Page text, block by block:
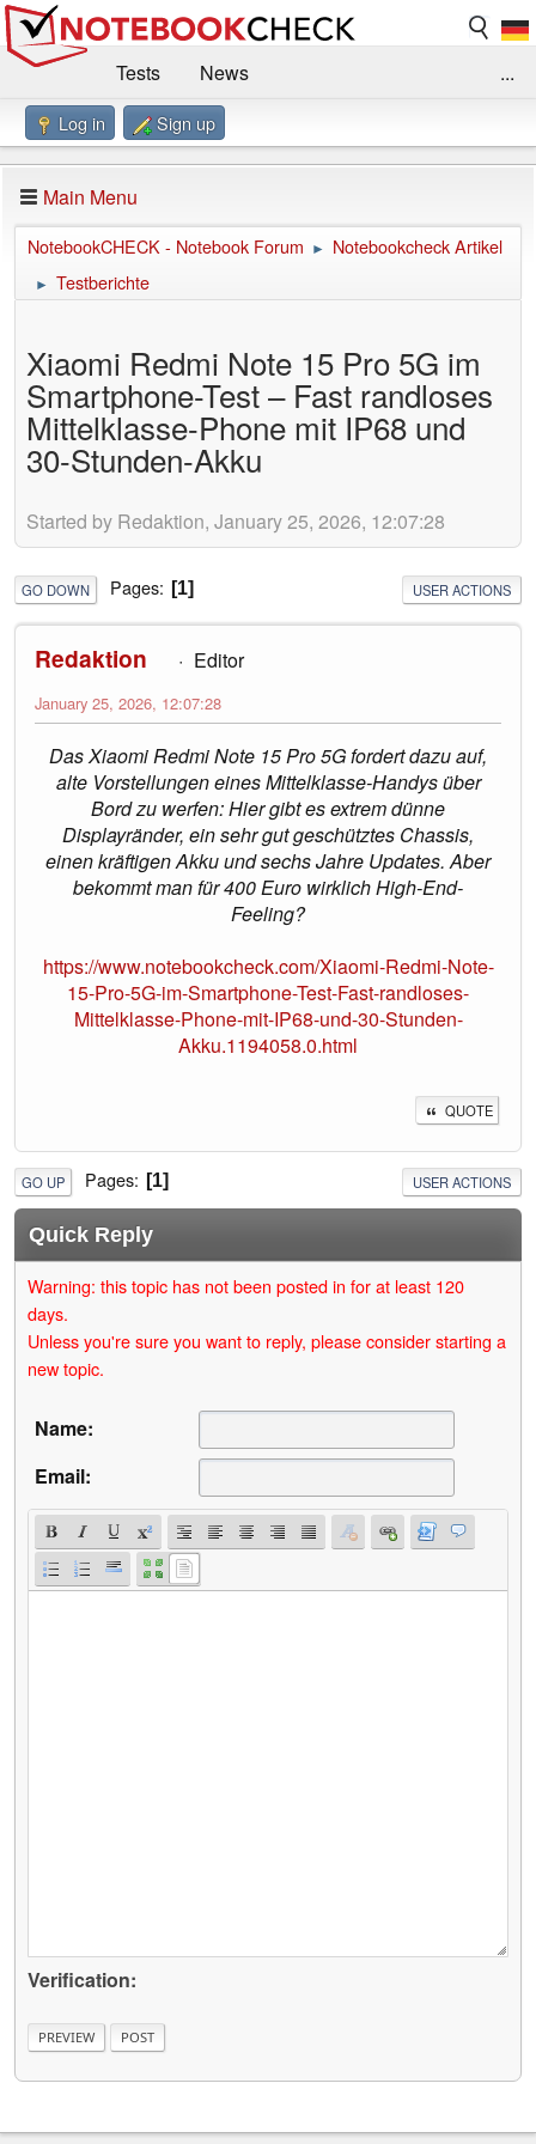
Tests
News
Benchmarks / Technik
Forum
Impressum
...
Log in Sign up
Main Menu
NotebookCHECK - Notebook Forum ► Notebookcheck Artikel
► Testberichte
Xiaomi Redmi Note 15 Pro 5G im
Smartphone-Test – Fast randloses
Mittelklasse-Phone mit IP68 und
30-Stunden-Akku
Started by Redaktion, January 25, 2026, 12:07:28
GO DOWN Pages 1 USER ACTIONS
Redaktion Editor
January 25, 2026, 12:07:28
Das Xiaomi Redmi Note 15 Pro 5G fordert dazu auf,
alte Vorstellungen eines Mittelklasse-Handys über
Bord zu werfen: Hier gibt es extrem dünne
Displayränder, ein sehr gut geschütztes Chassis,
einen kräftigen Akku und sechs Jahre Updates. Aber
bekommt man für 400 Euro wirklich High-End-
Feeling?
https://www.notebookcheck.com/Xiaomi-Redmi-Note-
15-Pro-5G-im-Smartphone-Test-Fast-randloses-
Mittelklasse-Phone-mit-IP68-und-30-Stunden-
Akku.1194058.0.html
QUOTE
GO UP Pages 1 USER ACTIONS
Quick Reply
Warning: this topic has not been posted in for at least 120
days.
Unless you're sure you want to reply, please consider starting a
new topic.
Name:
Email:
Verification: